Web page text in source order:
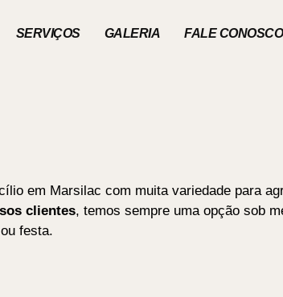
SERVIÇOS GALERIA FALE CONOSCO
em Marsilac com muita variedade para
clientes, temos sempre uma opção sob
ou festa.